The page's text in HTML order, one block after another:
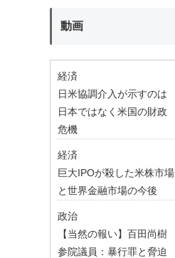
動画
経済
日米協調介入が示すのは
日本ではなく米国の財政
危機
経済
巨大IPOが殺した米株市場
と世界金融市場の今後
政治
【当然の報い】百田尚樹
参院議員：暴行罪と脅迫